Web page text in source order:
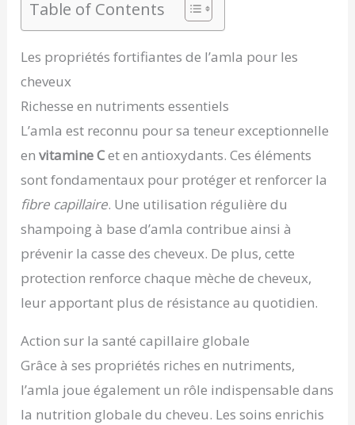
Table of Contents
Les propriétés fortifiantes de l’amla pour les
cheveux
Richesse en nutriments essentiels
L’amla est reconnu pour sa teneur exceptionnelle
envitamine Cet en antioxydants. Ces éléments
sont fondamentaux pour protéger et renforcer la
fibre capillaire. Une utilisation régulière du
shampoing à base d’amla contribue ainsi à
prévenir la casse des cheveux. De plus, cette
protection renforce chaque mèche de cheveux,
leur apportant plus de résistance au quotidien.
Action sur la santé capillaire globale
Grâce à ses propriétés riches en nutriments,
l’amla joue également un rôle indispensable dans
la nutrition globale du cheveu. Les soins enrichis